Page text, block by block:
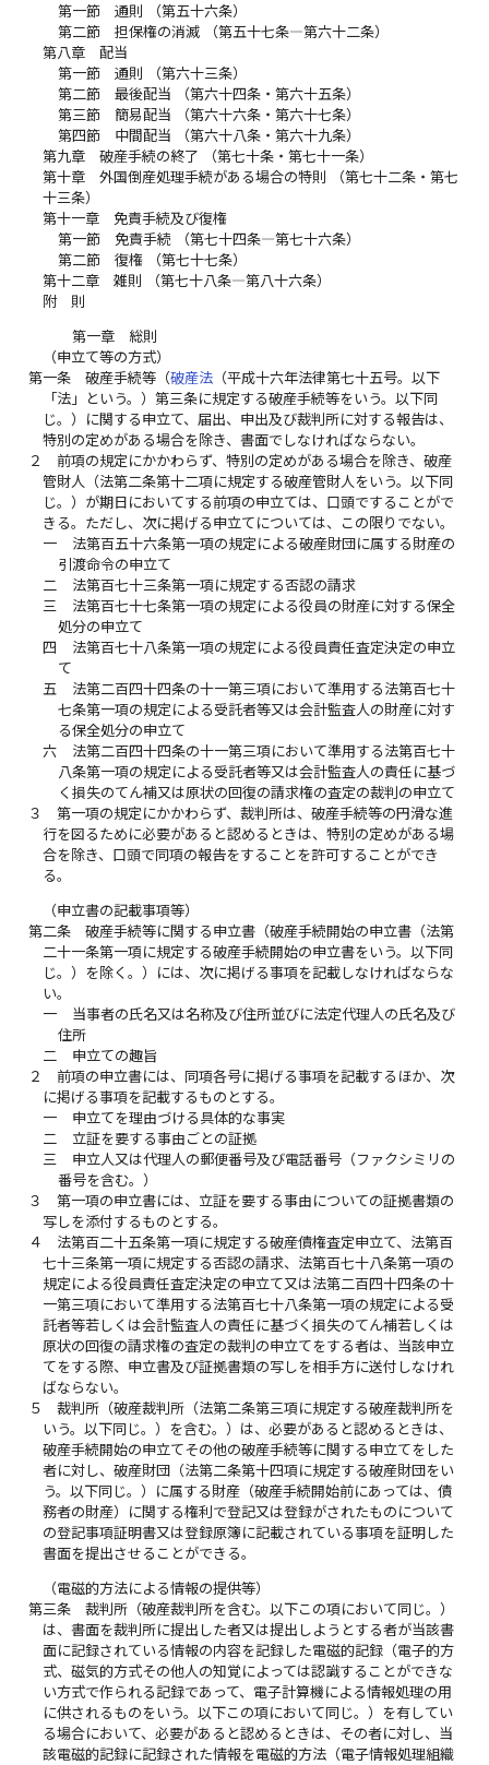
第一節 通則 （第五十六条）
第二節 担保権の消滅 （第五十七条―第六十二条）
第八章 配当
第一節 通則 （第六十三条）
第二節 最後配当 （第六十四条・第六十五条）
第三節 簡易配当 （第六十六条・第六十七条）
第四節 中間配当 （第六十八条・第六十九条）
第九章 破産手続の終了 （第七十条・第七十一条）
第十章 外国倒産処理手続がある場合の特則 （第七十二条・第七
十三条）
第十一章 免責手続及び復権
第一節 免責手続 （第七十四条―第七十六条）
第二節 復権 （第七十七条）
第十二章 雑則 （第七十八条―第八十六条）
附 則
第一章 総則
（申立て等の方式）
第一条
破産手続等（破産法 （平成十六年法律第七十五号。以下
「法」という。）第三条に規定する破産手続等をいう。以下同
じ。）に関する申立て、届出、申出及び裁判所に対する報告は、
特別の定めがある場合を除き、書面でしなければならない。
２
前項の規定にかかわらず、特別の定めがある場合を除き、破産
管財人（法第二条第十二項に規定する破産管財人をいう。以下同
じ。）が期日においてする前項の申立ては、口頭ですることがで
きる。ただし、次に掲げる申立てについては、この限りでない。
一
法第百五十六条第一項の規定による破産財団に属する財産の
引渡命令の申立て
二
法第百七十三条第一項に規定する否認の請求
三
法第百七十七条第一項の規定による役員の財産に対する保全
処分の申立て
四
法第百七十八条第一項の規定による役員責任査定決定の申立
て
五
法第二百四十四条の十一第三項において準用する法第百七十
七条第一項の規定による受託者等又は会計監査人の財産に対す
る保全処分の申立て
六
法第二百四十四条の十一第三項において準用する法第百七十
八条第一項の規定による受託者等又は会計監査人の責任に基づ
く損失のてん補又は原状の回復の請求権の査定の裁判の申立て
３
第一項の規定にかかわらず、裁判所は、破産手続等の円滑な進
行を図るために必要があると認めるときは、特別の定めがある場
合を除き、口頭で同項の報告をすることを許可することができ
る。
（申立書の記載事項等）
第二条
破産手続等に関する申立書（破産手続開始の申立書（法第
二十一条第一項に規定する破産手続開始の申立書をいう。以下同
じ。）を除く。）には、次に掲げる事項を記載しなければならな
い。
一
当事者の氏名又は名称及び住所並びに法定代理人の氏名及び
住所
二
申立ての趣旨
２
前項の申立書には、同項各号に掲げる事項を記載するほか、次
に掲げる事項を記載するものとする。
一
申立てを理由づける具体的な事実
二
立証を要する事由ごとの証拠
三
申立人又は代理人の郵便番号及び電話番号（ファクシミリの
番号を含む。）
３
第一項の申立書には、立証を要する事由についての証拠書類の
写しを添付するものとする。
４
法第百二十五条第一項に規定する破産債権査定申立て、法第百
七十三条第一項に規定する否認の請求、法第百七十八条第一項の
規定による役員責任査定決定の申立て又は法第二百四十四条の十
一第三項において準用する法第百七十八条第一項の規定による受
託者等若しくは会計監査人の責任に基づく損失のてん補若しくは
原状の回復の請求権の査定の裁判の申立てをする者は、当該申立
てをする際、申立書及び証拠書類の写しを相手方に送付しなけれ
ばならない。
５
裁判所（破産裁判所（法第二条第三項に規定する破産裁判所を
いう。以下同じ。）を含む。）は、必要があると認めるときは、
破産手続開始の申立てその他の破産手続等に関する申立てをした
者に対し、破産財団（法第二条第十四項に規定する破産財団をい
う。以下同じ。）に属する財産（破産手続開始前にあっては、債
務者の財産）に関する権利で登記又は登録がされたものについて
の登記事項証明書又は登録原簿に記載されている事項を証明した
書面を提出させることができる。
（電磁的方法による情報の提供等）
第三条
裁判所（破産裁判所を含む。以下この項において同じ。）
は、書面を裁判所に提出した者又は提出しようとする者が当該書
面に記録されている情報の内容を記録した電磁的記録（電子的方
式、磁気的方式その他人の知覚によっては認識することができな
い方式で作られる記録であって、電子計算機による情報処理の用
に供されるものをいう。以下この項において同じ。）を有してい
る場合において、必要があると認めるときは、その者に対し、当
該電磁的記録に記録された情報を電磁的方法（電子情報処理組織